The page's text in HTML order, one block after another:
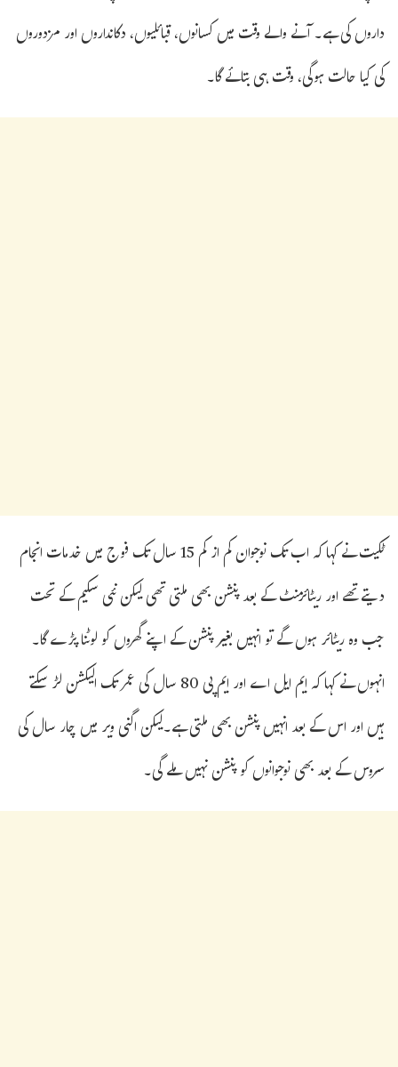
داروں کی ہے۔ آنے والے وقت میں کسانوں، قبائلیوں، دکانداروں اور مزدوروں
کی کیا حالت ہوگی، وقت ہی بتائے گا۔
ٹکیت نے کہا کہ اب تک نوجوان کم از کم 15 سال تک فوج میں خدمات انجام
دیتے تھے اور ریٹائرمنٹ کے بعد پنشن بھی ملتی تھی لیکن نئی سکیم کے تحت
جب وہ ریٹائر ہوں گے تو انہیں بغیر پنشن کے اپنے گھروں کو لوٹنا پڑے گا۔
انہوں نے کہا کہ ایم ایل اے اور ایم پی 80 سال کی عمر تک الیکشن لڑ سکتے
ہیں اور اس کے بعد انہیں پنشن بھی ملتی ہے۔لیکن اگنی ویر میں چار سال کی
سروس کے بعد بھی نوجوانوں کو پنشن نہیں ملے گی۔